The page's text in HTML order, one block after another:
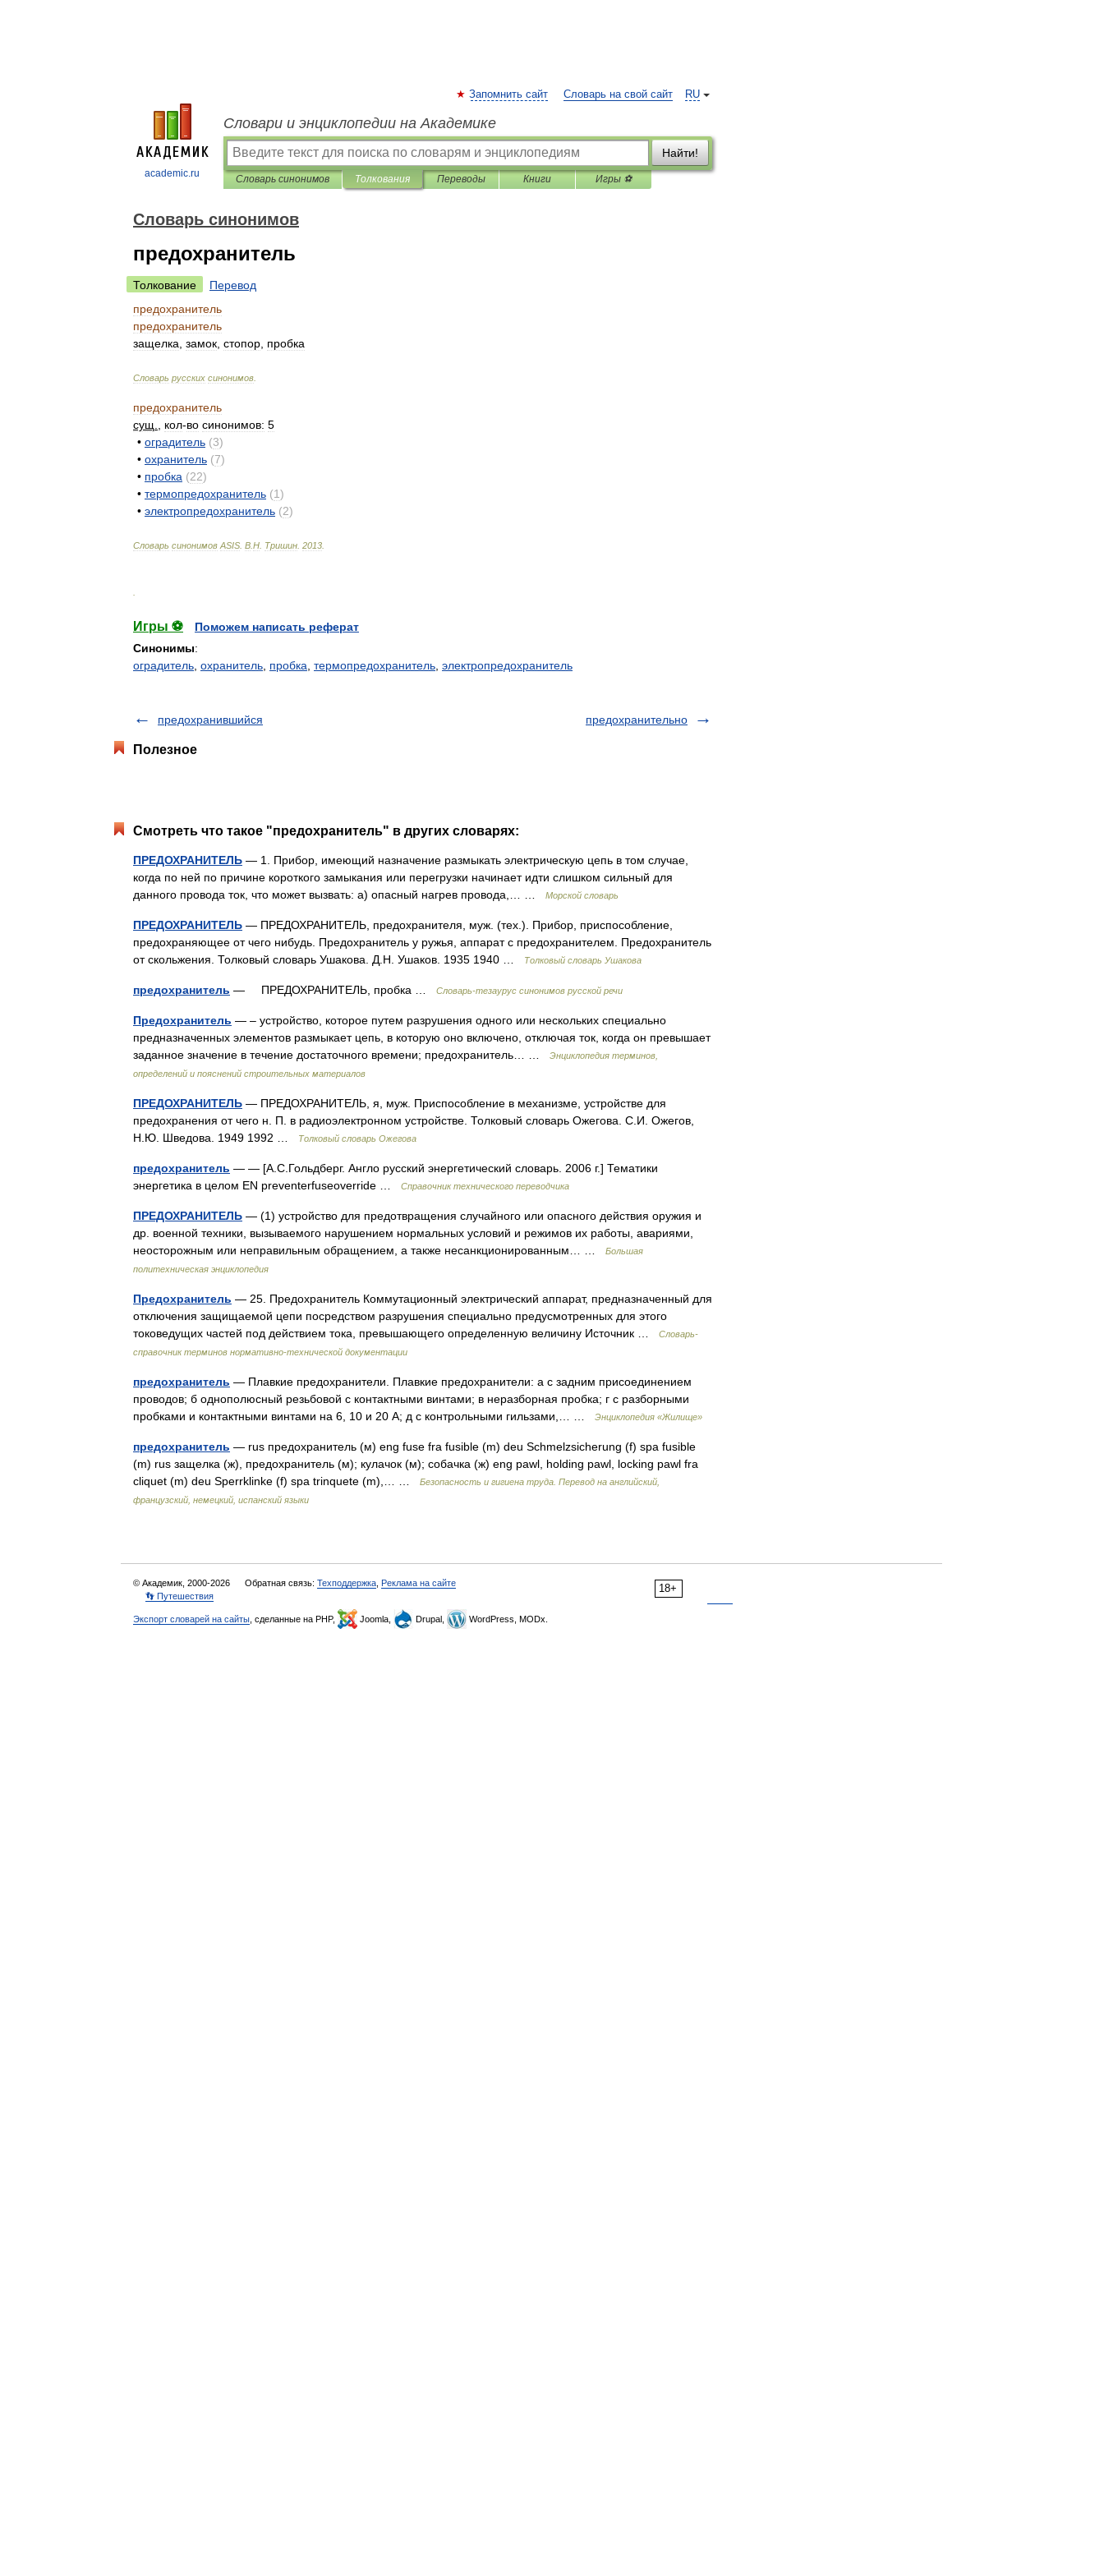
academic.ru
RU
Запомнить сайт Словарь на свой сайт
Словари и энциклопедии на Академике
Найти!
Словарь синонимов Толкования Переводы Книги Игры ⚽
Словарь синонимов
предохранитель
Толкование
Перевод
предохранитель
предохранитель
защелка замок стопор пробка
Словарь русских синонимов
предохранитель
сущ
кол-во синонимов: 5
• оградитель (3)
• охранитель (7)
• пробка (22)
• термопредохранитель (1)
• электропредохранитель (2)
Словарь синонимов ASIS В Н Тришин 2013
Игры ⚽
Поможем написать реферат
Синонимы:
оградитель охранитель пробка термопредохранитель электропредохранитель
предохранившийся предохранительно
Полезное
Смотреть что такое "предохранитель" в других словарях:
ПРЕДОХРАНИТЕЛЬ — 1. Прибор, имеющий назначение размыкать электрическую цепь в том случае,
когда по ней по причине короткого замыкания или перегрузки начинает идти слишком сильный для
данного провода ток, что может вызвать: а) опасный нагрев провода,… …
Морской словарь
ПРЕДОХРАНИТЕЛЬ — ПРЕДОХРАНИТЕЛЬ, предохранителя, муж. (тех.). Прибор, приспособление,
предохраняющее от чего нибудь. Предохранитель у ружья, аппарат с предохранителем. Предохранитель
от скольжения. Толковый словарь Ушакова. Д.Н. Ушаков. 1935 1940 …
Толковый словарь Ушакова
предохранитель — ПРЕДОХРАНИТЕЛЬ, пробка … Словарь-тезаурус синонимов русской речи
Предохранитель — – устройство, которое путем разрушения одного или нескольких специально
предназначенных элементов размыкает цепь, в которую оно включено, отключая ток, когда он превышает
заданное значение в течение достаточного времени; предохранитель… …
Энциклопедия терминов,
определений и пояснений строительных материалов
ПРЕДОХРАНИТЕЛЬ — ПРЕДОХРАНИТЕЛЬ, я, муж. Приспособление в механизме, устройстве для
предохранения от чего н. П. в радиоэлектронном устройстве. Толковый словарь Ожегова. С.И. Ожегов,
Н.Ю. Шведова. 1949 1992 …
Толковый словарь Ожегова
предохранитель — — [А.С.Гольдберг. Англо русский энергетический словарь. 2006 г.] Тематики
энергетика в целом EN preventerfuseoverride …
Справочник технического переводчика
ПРЕДОХРАНИТЕЛЬ — (1) устройство для предотвращения случайного или опасного действия оружия и
др. военной техники, вызываемого нарушением нормальных условий и режимов их работы, авариями,
неосторожным или неправильным обращением, а также несанкционированным… …
Большая
политехническая энциклопедия
Предохранитель — 25. Предохранитель Коммутационный электрический аппарат, предназначенный для
отключения защищаемой цепи посредством разрушения специально предусмотренных для этого
токоведущих частей под действием тока, превышающего определенную величину Источник …
Словарь-
справочник терминов нормативно-технической документации
предохранитель — Плавкие предохранители. Плавкие предохранители: а с задним присоединением
проводов; б однополюсный резьбовой с контактными винтами; в неразборная пробка; г с разборными
пробками и контактными винтами на 6, 10 и 20 А; д с контрольными гильзами,… …
Энциклопедия «Жилище»
предохранитель — rus предохранитель (м) eng fuse fra fusible (m) deu Schmelzsicherung (f) spa fusible
(m) rus защелка (ж), предохранитель (м); кулачок (м); собачка (ж) eng pawl, holding pawl, locking pawl fra
cliquet (m) deu Sperrklinke (f) spa trinquete (m),… …
Безопасность и гигиена труда. Перевод на английский,
французский, немецкий, испанский языки
18+
© Академик, 2000-2026 Обратная связь: Техподдержка Реклама на сайте
👣 Путешествия
Экспорт словарей на сайты , сделанные на PHP, Joomla, Drupal, WordPress, MODx.